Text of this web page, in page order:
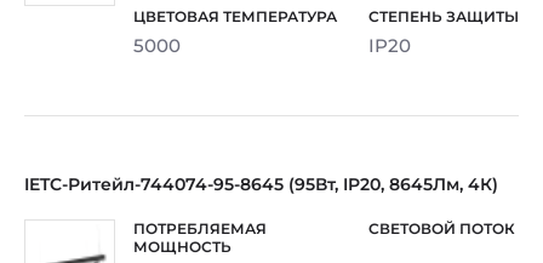
5000 IP20
IETC-Ритейл-744074-95-8645 (95Вт, IP20, 8645Лм, 4К)